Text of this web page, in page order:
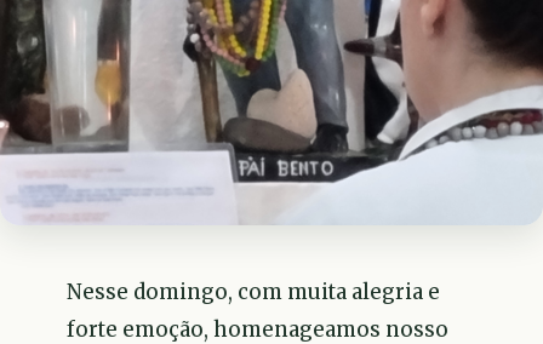
Nesse domingo, com muita alegria e
forte emoção, homenageamos nosso